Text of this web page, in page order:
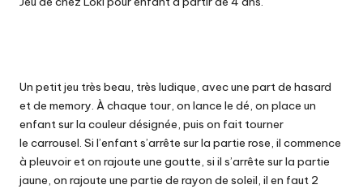
Un petit jeu très beau, très ludique, avec une part de hasard
et de memory. À chaque tour, on lance le dé, on place un
enfant sur la couleur désignée, puis on fait tourner
le carrousel. Si l’enfant s’arrête sur la partie rose, il commence
à pleuvoir et on rajoute une goutte, si il s’arrête sur la partie
jaune, on rajoute une partie de rayon de soleil, il en faut 2